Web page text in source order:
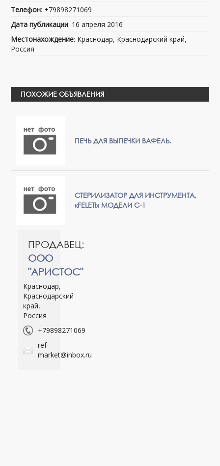
Телефон: +79898271069
Дата публикации: 16 апреля 2016
Местонахождение: Краснодар, Краснодарский край,
Россия
ПОХОЖИЕ ОБЪЯВЛЕНИЯ
ПЕЧЬ ДЛЯ ВЫПЕЧКИ ВАФЕЛЬ.
СТЕРИЛИЗАТОР ДЛЯ ИНСТРУМЕНТА,
«FELETI» МОДЕЛИ С-1
ПРОДАВЕЦ:
ООО
"АРИСТОС"
Краснодар,
Краснодарский
край,
Россия
+79898271069
ref-
market@inbox.ru